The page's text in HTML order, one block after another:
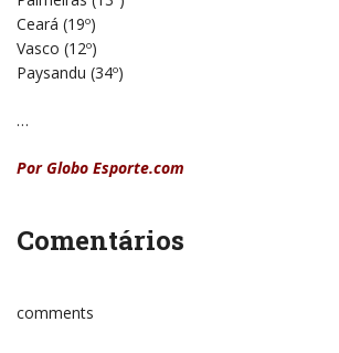
Ceará (19º)
Vasco (12º)
Paysandu (34º)
…
Por Globo Esporte.com
Comentários
comments